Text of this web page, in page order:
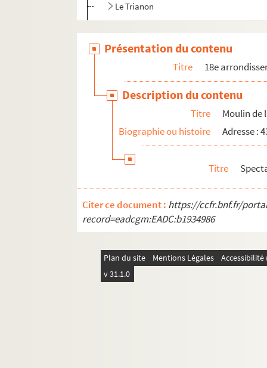
Le Trianon
Les Trois Baudets
19e arrondissement
20e arrondissement
Présentation du contenu
Titre 18e
Description du contenu
Titre
Moulin de
Biographie ou histoire
Adresse :
Titre
Citer ce document : https://ccfr.bnf.fr/
record=eadcgm:EADC:b1934986
Plan du site Mentions Légales
v 31.1.0